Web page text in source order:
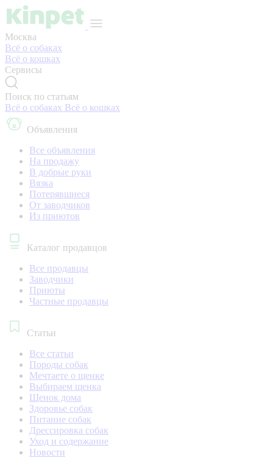
Москва
Всё о собаках
Всё о кошках
Сервисы
Поиск по статьям
Всё о собаках Всё о кошках
Объявления
Все объявления
На продажу
В добрые руки
Вязка
Потерявшиеся
От заводчиков
Из приютов
Каталог продавцов
Все продавцы
Заводчики
Приюты
Частные продавцы
Статьи
Все статьи
Породы собак
Мечтаете о щенке
Выбираем щенка
Щенок дома
Здоровье собак
Питание собак
Дрессировка собак
Уход и содержание
Новости